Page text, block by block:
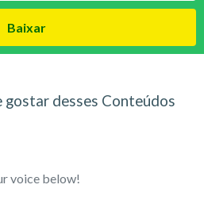
Baixar
gostar desses Conteúdos
voice below!